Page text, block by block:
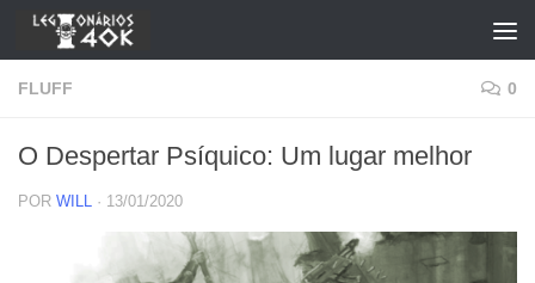
Skip to content
FLUFF 0
O Despertar Psíquico: Um lugar melhor
POR WILL · 13/01/2020